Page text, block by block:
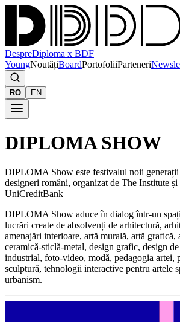
DespreDiploma x BDF
YoungNoutățiBoardPortofoliiParteneri
RO EN
DIPLOMA SHOW
DIPLOMA Show este festivalul noii generații
designeri români, organizat de The Institute și
UniCreditBank
DIPLOMA Show aduce în dialog într-un
lucrări create de absolvenți de arhitectură,
amenajări interioare, artă murală, artă
ceramică-sticlă-metal, design grafic, design
industrial, foto-video, modă, pedagogia artei,
sculptură, tehnologii interactive pentru artele
urbanism.